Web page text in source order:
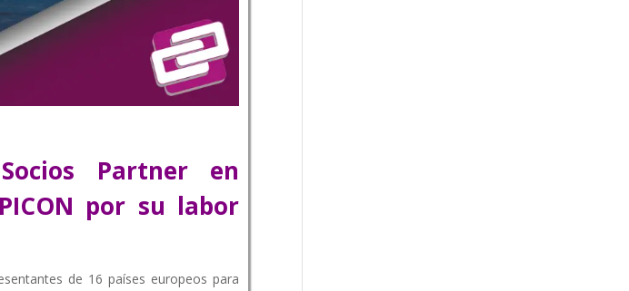
Partner en
por su labor
de 16 países europeos para